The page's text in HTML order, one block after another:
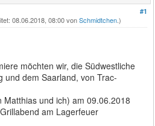
#1
08.06.2018, 08:00 vonSchmidtchen.)
möchten wir, die Südwestliche
und dem Saarland, von Trac-
Matthias und ich) am 09.06.2018
am Lagerfeuer